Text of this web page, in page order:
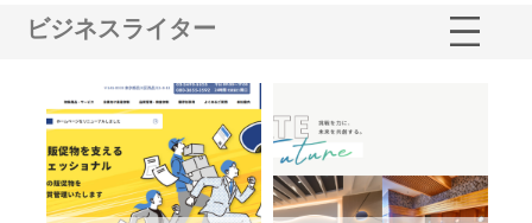
ビジネスライター